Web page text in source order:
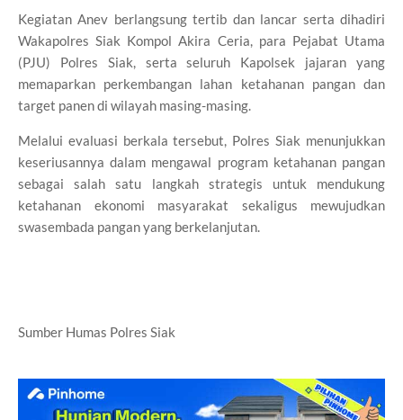
Kegiatan Anev berlangsung tertib dan lancar serta dihadiri
Wakapolres Siak Kompol Akira Ceria, para Pejabat Utama
(PJU) Polres Siak, serta seluruh Kapolsek jajaran yang
memaparkan perkembangan lahan ketahanan pangan dan
target panen di wilayah masing-masing.
Melalui evaluasi berkala tersebut, Polres Siak menunjukkan
keseriusannya dalam mengawal program ketahanan pangan
sebagai salah satu langkah strategis untuk mendukung
ketahanan ekonomi masyarakat sekaligus mewujudkan
swasembada pangan yang berkelanjutan.
Sumber Humas Polres Siak